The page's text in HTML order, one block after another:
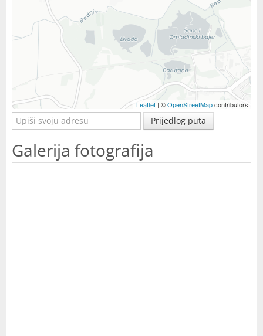
Leaflet | ©OpenStreetMapcontributors
Prijedlog puta
Galerija fotografija